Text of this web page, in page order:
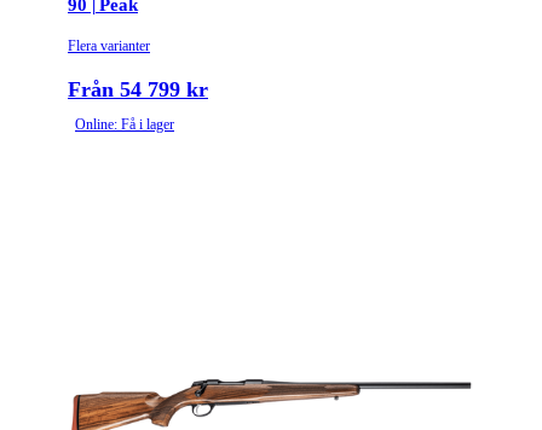
90 | Peak
Flera varianter
Från 54 799 kr
Online: Få i lager